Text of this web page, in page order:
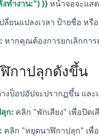
ทำงาน:") }}หน้าจอจะแส
ปลี่ยนแปลงเวลา ป้ายชื่อ ห
หากคุณต้องการยกเลิกกา
ฬิกาปลุกดังขึ้น
งป็อปอัปจะปรากฏขึ้น และ
ก: คลิก "พักเสียง" เพื่อปิด
คลิก "หยุดนาฬิกาปลุก" เพื่